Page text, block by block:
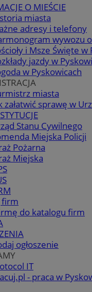
O MIEŚCIE
miasta
adresy i telefony
wywozu
i Msze Święte w
jazdy w
w Pyskowicach
miasta
załatwić sprawę w
Stanu Cywilnego
Miejska Policji
Pożarna
Miejska
firm
do katalogu firm
ogłoszenie
IT
- praca w